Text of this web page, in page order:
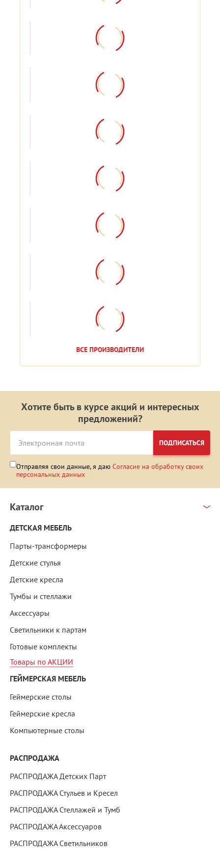
ВСЕ ПРОИЗВОДИТЕЛИ
Хотите быть в курсе акций и интересных
предложений?
ПОДПИСАТЬСЯ
Отправляя свои данные, я даю Согласие на обработку своих
персональных данных
Каталог
ДЕТСКАЯ МЕБЕЛЬ
Парты-трансформеры
Детские стулья
Детские кресла
Тумбы и стеллажи
Аксессуары
Светильники к партам
Готовые комплекты
Товары по АКЦИИ
ГЕЙМЕРСКАЯ МЕБЕЛЬ
Геймерские столы
Геймерские кресла
Компьютерные столы
РАСПРОДАЖА
РАСПРОДАЖА Детских Парт
РАСПРОДАЖА Стульев и Кресел
РАСПРОДАЖА Стеллажей и Тумб
РАСПРОДАЖА Аксессуаров
РАСПРОДАЖА Светильников